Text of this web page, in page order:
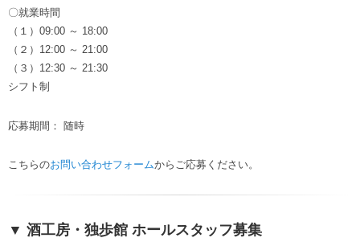
〇就業時間
（１）09:00 ～ 18:00
（２）12:00 ～ 21:00
（３）12:30 ～ 21:30
シフト制
応募期間： 随時
こちらのお問い合わせフォームからご応募ください。
▼ 酒工房・独歩館 ホールスタッフ募集